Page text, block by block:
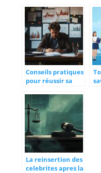
son budget
Conseils pratiques
pour réussir sa
La reinsertion des
celebrites apres la